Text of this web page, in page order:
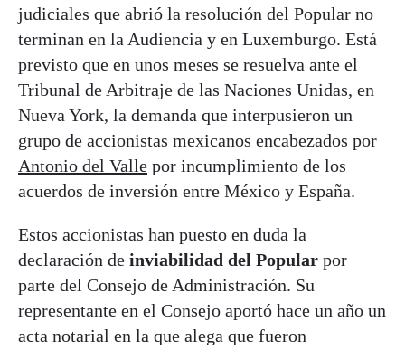
judiciales que abrió la resolución del Popular no
terminan en la Audiencia y en Luxemburgo. Está
previsto que en unos meses se resuelva ante el
Tribunal de Arbitraje de las Naciones Unidas, en
Nueva York, la demanda que interpusieron un
grupo de accionistas mexicanos encabezados por
Antonio del Valle por incumplimiento de los
acuerdos de inversión entre México y España.
Estos accionistas han puesto en duda la
declaración de inviabilidad del Popular por
parte del Consejo de Administración. Su
representante en el Consejo aportó hace un año un
acta notarial en la que alega que fueron